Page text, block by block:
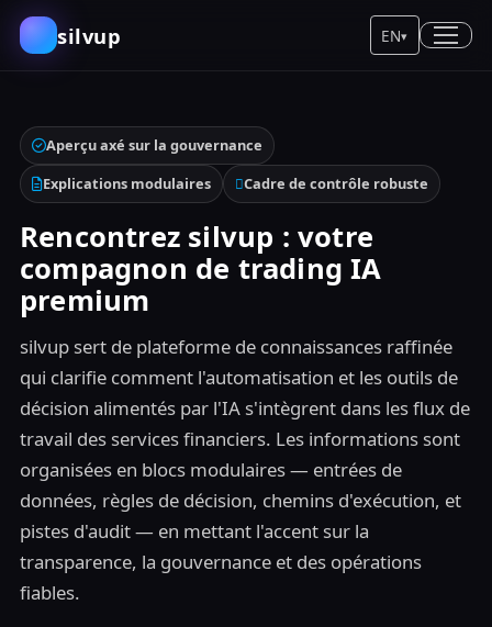
silvup EN▾
Aperçu axé sur la gouvernance
Explications modulaires
Cadre de contrôle robuste
Rencontrez silvup : votre
compagnon de trading IA
premium
silvup sert de plateforme de connaissances raffinée
qui clarifie comment l'automatisation et les outils de
décision alimentés par l'IA s'intègrent dans les flux de
travail des services financiers. Les informations sont
organisées en blocs modulaires — entrées de
données, règles de décision, chemins d'exécution, et
pistes d'audit — en mettant l'accent sur la
transparence, la gouvernance et des opérations
fiables.